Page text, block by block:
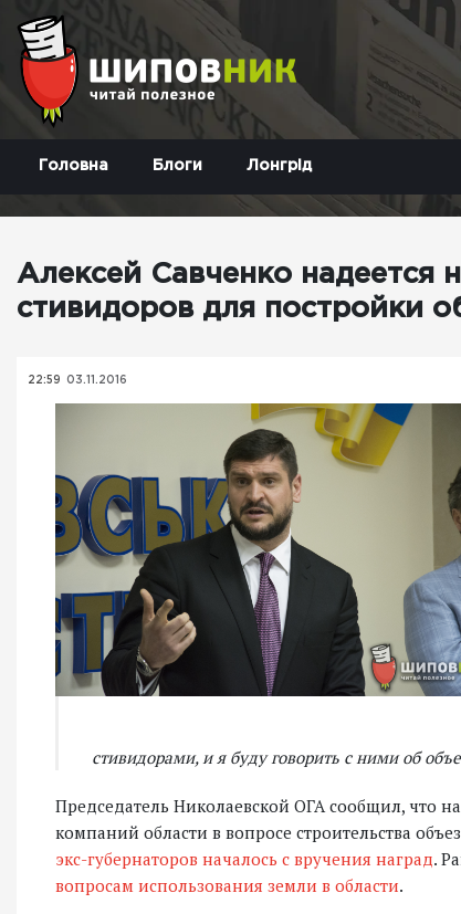
Головна Блоги Лонгрід
Алексей Савченко
стивидоров для постройки
22:59 03.11.2016
стивидорами, и я буду говорить с ними об
Председатель Николаевской ОГА сообщил, что
компаний области в вопросе строительства
экс-губернаторов началось с вручения наград.
вопросам использования земли в области.